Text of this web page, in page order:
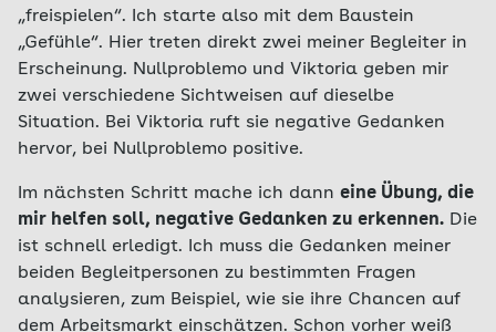
„freispielen“. Ich starte also mit dem Baustein
„Gefühle“. Hier treten direkt zwei meiner Begleiter in
Erscheinung. Nullproblemo und Viktoria geben mir
zwei verschiedene Sichtweisen auf dieselbe
Situation. Bei Viktoria ruft sie negative Gedanken
hervor, bei Nullproblemo positive.
Im nächsten Schritt mache ich dann eine Übung, die
mir helfen soll, negative Gedanken zu erkennen. Die
ist schnell erledigt. Ich muss die Gedanken meiner
beiden Begleitpersonen zu bestimmten Fragen
analysieren, zum Beispiel, wie sie ihre Chancen auf
dem Arbeitsmarkt einschätzen. Schon vorher weiß